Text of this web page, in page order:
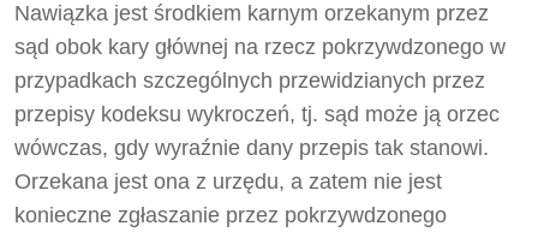
Nawiązka jest środkiem karnym orzekanym przez
sąd obok kary głównej na rzecz pokrzywdzonego w
przypadkach szczególnych przewidzianych przez
przepisy kodeksu wykroczeń, tj. sąd może ją orzec
wówczas, gdy wyraźnie dany przepis tak stanowi.
Orzekana jest ona z urzędu, a zatem nie jest
konieczne zgłaszanie przez pokrzywdzonego